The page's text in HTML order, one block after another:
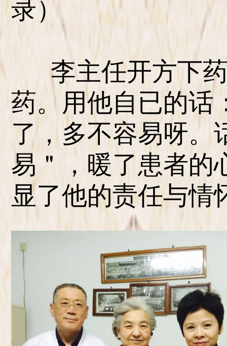
录）
李主任开方下药
药。用他自已的话
了，多不容易呀。
易＂，暖了患者的
显了他的责任与情